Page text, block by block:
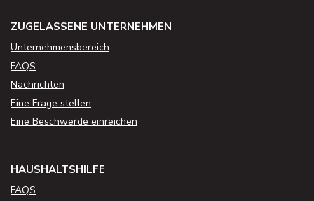
ZUGELASSENE UNTERNEHMEN
Unternehmensbereich
FAQS
Nachrichten
Eine Frage stellen
Eine Beschwerde einreichen
HAUSHALTSHILFE
FAQS